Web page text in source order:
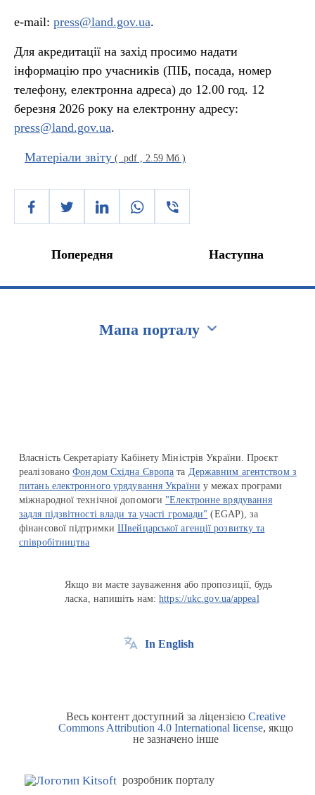
e-mail: press@land.gov.ua.
Для акредитації на захід просимо надати
інформацію про учасників (ПІБ, посада, номер
телефону, електронна адреса) до 12.00 год. 12
березня 2026 року на електронну адресу:
press@land.gov.ua.
Матеріали звіту ( .pdf , 2.59 Мб )
Попередня Наступна
Мапа порталу
Власність Секретаріату Кабінету Міністрів України. Проєкт
реалізованоФондом Східна Європа та Державним агентством з
питань електронного урядування України у межах програми
міжнародної технічної допомоги "Електронне врядування
задля підзвітності влади та участі громади" (EGAP), за
фінансової підтримкиШвейцарської агенції розвитку та
співробітництва
Якщо ви маєте зауваження або пропозиції, будь
ласка, напишіть нам:https://ukc.gov.ua/appeal
In English
Весь контент доступний за ліцензією Creative
Commons Attribution 4.0 International license, якщо
не зазначено інше
розробник порталу